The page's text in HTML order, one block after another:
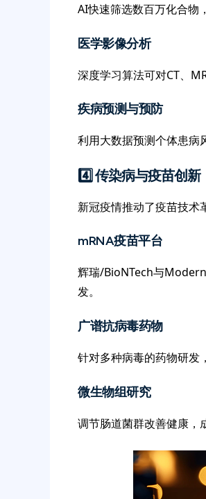
AI快速筛选数百万化合物
医学影像分析
深度学习算法可对CT、
疾病预测与预防
利用大数据预测个体患病
4️⃣ 传染病与疫苗创新
新冠疫情推动了疫苗技术
mRNA疫苗平台
辉瑞/BioNTech与
发。
广谱抗病毒药物
针对多种病毒的药物研发
微生物组研究
调节肠道菌群改善健康，